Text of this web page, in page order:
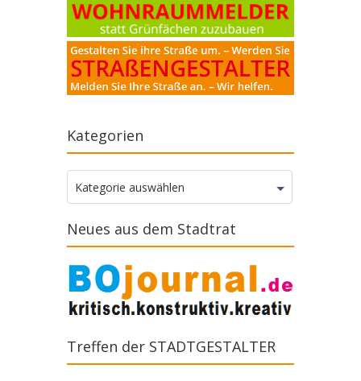
Kategorien
Kategorien
Kategorie auswählen
Neues aus dem Stadtrat
Treffen der STADTGESTALTER